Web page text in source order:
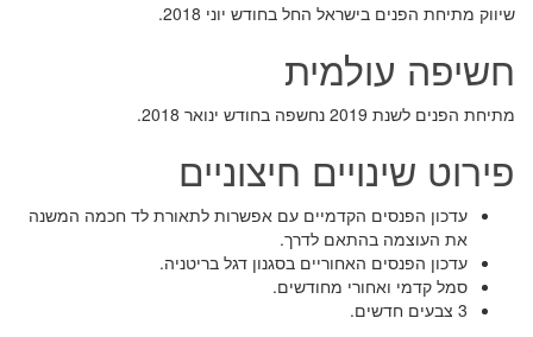
שיווק מתיחת הפנים בישראל החל בחודש יוני 2018.
חשיפה עולמית
מתיחת הפנים לשנת 2019 נחשפה בחודש ינואר 2018.
פירוט שינויים חיצוניים
עדכון הפנסים הקדמיים עם אפשרות לתאורת לד חכמה המשנה
את העוצמה בהתאם לדרך.
עדכון הפנסים האחוריים בסגנון דגל בריטניה.
סמל קדמי ואחורי מחודשים.
3 צבעים חדשים.